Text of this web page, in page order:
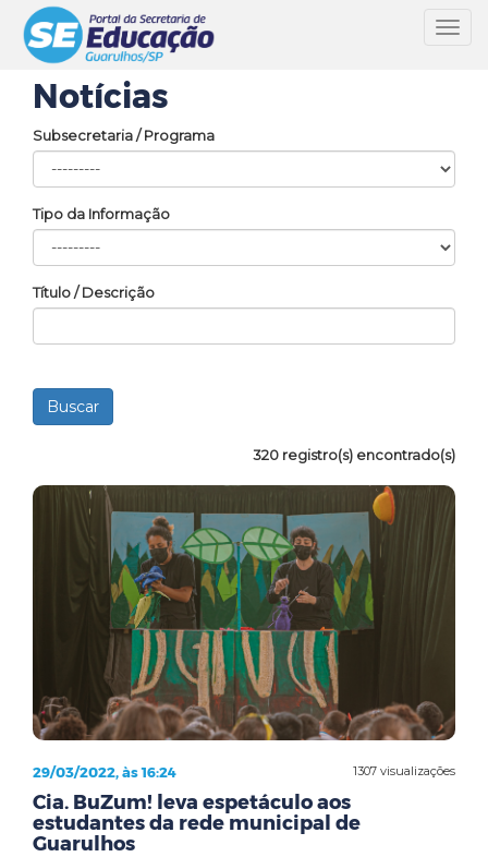
Notícias
Subsecretaria / Programa
Tipo da Informação
Título / Descrição
320 registro(s) encontrado(s)
1307 visualizações
29/03/2022, às 16:24
Cia. BuZum! leva espetáculo aos
estudantes da rede municipal de
Guarulhos